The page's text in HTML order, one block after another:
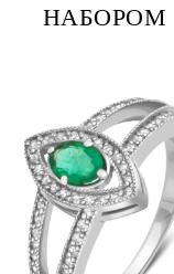
НАБОРОМ